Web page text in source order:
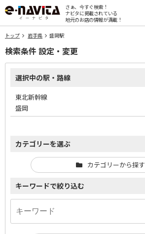
さぁ、今すぐ検索！
ナビタに掲載されている
地元のお店の情報が満載！
トップ 岩手県 盛岡駅
検索条件 設定・変更
選択中の駅・路線
東北新幹線
盛岡
カテゴリーを選ぶ
カテゴリーから探す
キーワードで絞り込む